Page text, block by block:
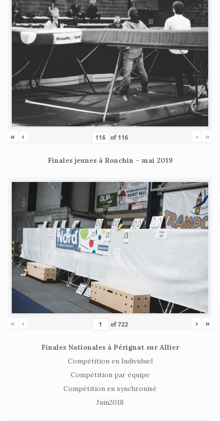
« ‹ of 116 › »
Finales jeunes à Ronchin – mai 2019
« ‹ of722 › »
Finales Nationales à Pérignat sur Allier
Compétition en Individuel
Compétition par équipe
Compétition en synchronisé
Juin2018